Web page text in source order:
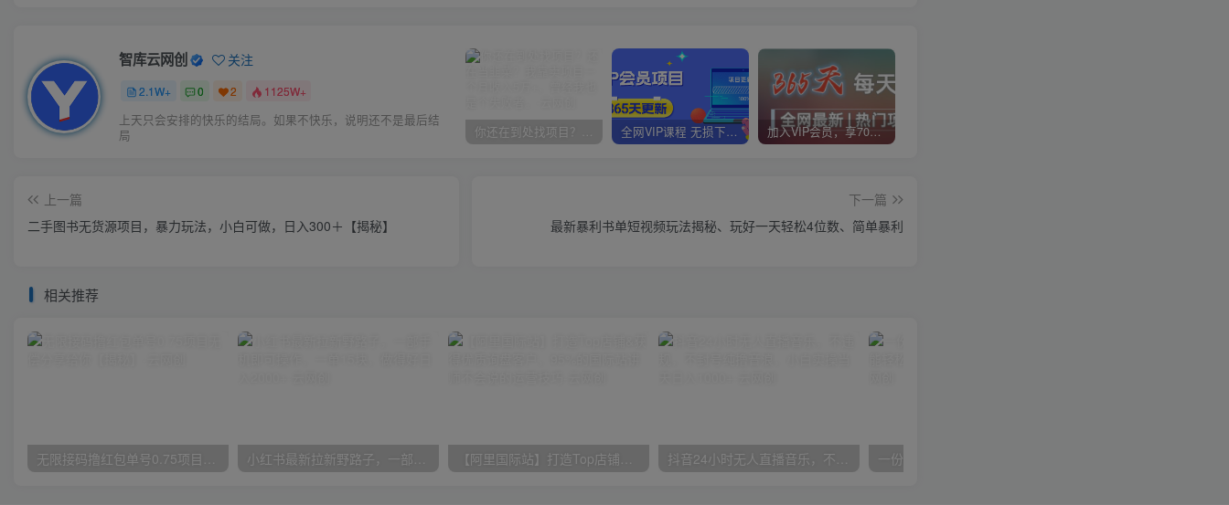
智库云网创 关注
2.1W+ 0 2 1125W+
上天只会安排的快乐的结局。如果不快乐，说明还不是最后结
局
你还在到处找项目？还在当韭菜？我靠卖项目一个月收入5万+，曾经我也是个失败者。 全网VIP课程 无损下载~ 加入VIP会员，享70%的推广提成，免费学习多种网上创业课程，菜鸟秒变大神！
上一篇
二手图书无货源项目，暴力玩法，小白可做，日入300＋【揭秘】
下一篇
最新暴利书单短视频玩法揭秘、玩好一天轻松4位数、简单暴利
相关推荐
无限接码撸红包单号0.75项目无偿分享给你【揭秘】 小红书最新拉新野路子，一部手机即可操作，一单15块，做得好日入2000+ 【阿里国际站】打造Top店铺&获得优质询盘客户，​95%的国际站讲师不会说的运营技巧 抖音24小时无人直播音乐，不违规，不封号纯撸音浪，小白实操当天日入1000+